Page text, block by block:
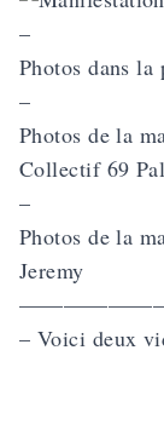
–
Photos dans la
–
Photos de la
Collectif 69
–
Photos de la
Jeremy
– Voici deux